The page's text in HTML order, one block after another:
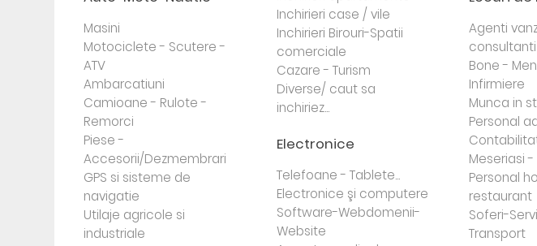
Masini
Motociclete - Scutere -
ATV
Ambarcatiuni
Camioane - Rulote -
Remorci
Piese -
Accesorii/Dezmembrari
GPS si sisteme de
navigatie
Utilaje agricole si
industriale
Inchirieri case / vile
Inchirieri Birouri-Spatii
comerciale
Cazare - Turism
Diverse/ caut sa
inchiriez...
Electronice
Telefoane - Tablete...
Electronice şi computere
Software-Webdomenii-
Website
Agenti
consultanti
Bone -
Infirmiere
Munca in
Personal
Meseriasi
Personal
restaurant
Soferi-
Transport